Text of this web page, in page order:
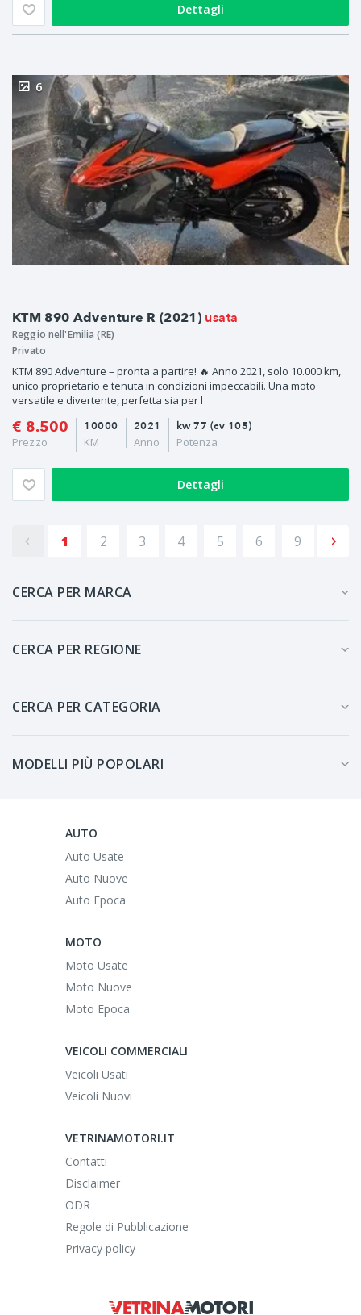
Dettagli
KTM 890 Adventure R (2021) usata
6
Reggio nell'Emilia (RE)
Privato
KTM 890 Adventure – pronta a partire! 🔥 Anno 2021, solo 10.000 km,
unico proprietario e tenuta in condizioni impeccabili. Una moto
versatile e divertente, perfetta sia per l
€ 8.500
Prezzo
2021
Anno
10000
KM
kw 77 (cv 105)
Potenza
Dettagli
1 2 3 4 5 6 9
CERCA PER MARCA
CERCA PER REGIONE
CERCA PER CATEGORIA
MODELLI PIÙ POPOLARI
AUTO
Auto Usate
Auto Nuove
Auto Epoca
MOTO
Moto Usate
Moto Nuove
Moto Epoca
VEICOLI COMMERCIALI
Veicoli Usati
Veicoli Nuovi
VETRINAMOTORI.IT
Contatti
Disclaimer
ODR
Regole di Pubblicazione
Privacy policy